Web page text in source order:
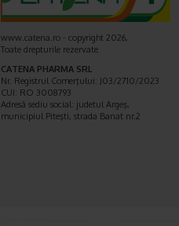
www.catena.ro - copyright 2026,
Toate drepturile rezervate
CATENA PHARMA SRL
Nr. Registrul Comerţului: J03/2710/2023
CUI: RO 3008793
Adresă sediu social: judetul Argeş,
municipiul Piteşti, strada Banat nr.2